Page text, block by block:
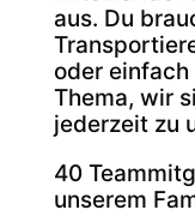
aus. Du
oder einfach
Thema, wir
jederzeit zu
40
unserem